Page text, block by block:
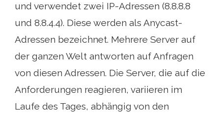
und verwendet zwei IP-Adressen (8.8.8.8
und 8.8.4.4). Diese werden als Anycast-
Adressen bezeichnet. Mehrere Server auf
der ganzen Welt antworten auf Anfragen
von diesen Adressen. Die Server, die auf die
Anforderungen reagieren, variieren im
Laufe des Tages, abhängig von den